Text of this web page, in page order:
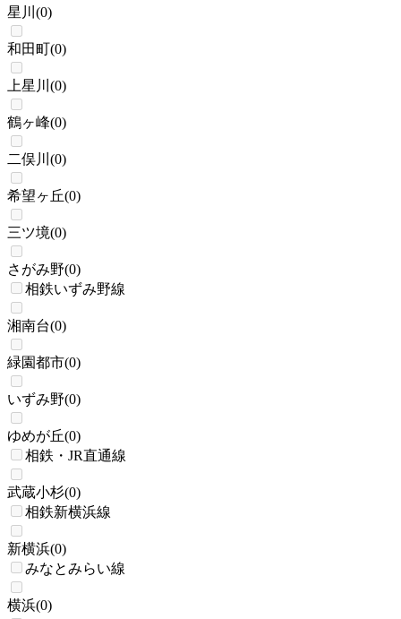
星川 (0)
和田町(0)
上星川 (0)
鶴ヶ峰(0)
二俣川 (0)
希望ヶ丘(0)
三ツ境(0)
さがみ野(0)
相鉄いずみ野線
湘南台(0)
緑園都市(0)
いずみ野(0)
ゆめが丘(0)
相鉄・JR直通線
武蔵小杉(0)
相鉄新横浜線
新横浜(0)
みなとみらい線
横浜(0)